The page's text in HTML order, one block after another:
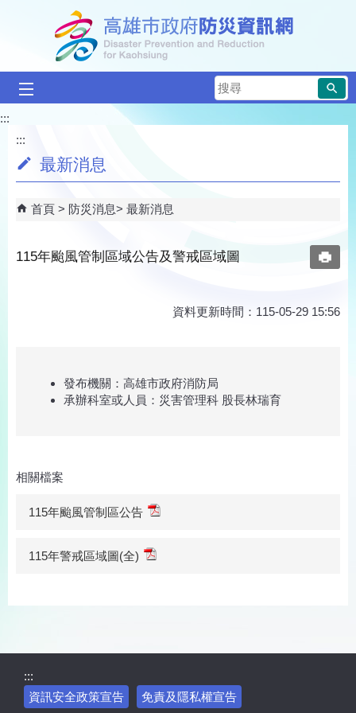
跳到主要內容區塊
搜
尋
:::
:::
最新消息
首頁 防災消息 最新消息
115年颱風管制區域公告及警戒區域圖
資料更新時間：115-05-29 15:56
發布機關：高雄市政府消防局
承辦科室或人員：災害管理科 股長林瑞育
相關檔案
115年颱風管制區公告
115年警戒區域圖(全)
:::
資訊安全政策宣告
免責及隱私權宣告